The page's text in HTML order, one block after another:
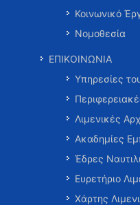
Κοινωνικό
Νομοθεσία
ΕΠΙΚΟΙΝΩΝΙΑ
Υπηρεσίες
Λιμενικές
Ακαδημίες
Έδρες
Ευρετήριο
Χάρτης